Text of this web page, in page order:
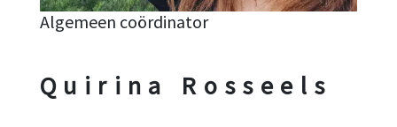
Algemeen coördinator
Quirina Rosseels